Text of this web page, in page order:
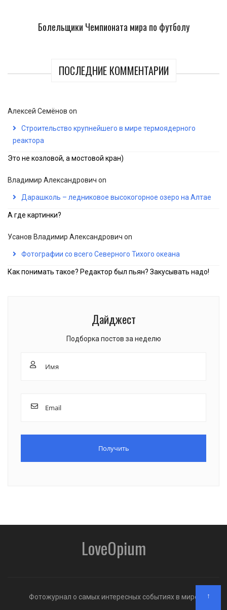
Болельщики Чемпионата мира по футболу
ПОСЛЕДНИЕ КОММЕНТАРИИ
Алексей Семёнов on
Строительство крупнейшего в мире термоядерного
реактора
Это не козловой, а мостовой кран)
Владимир Александрович on
Дарашколь – ледниковое высокогорное озеро на Алтае
А где картинки?
Усанов Владимир Александрович on
Фотографии со всего Северного Тихого океана
Как понимать такое? Редактор был пьян? Закусывать надо!
Дайджест
Подборка постов за неделю
LoveOpium
Фотожурнал о самых интересных событиях в мире ↑